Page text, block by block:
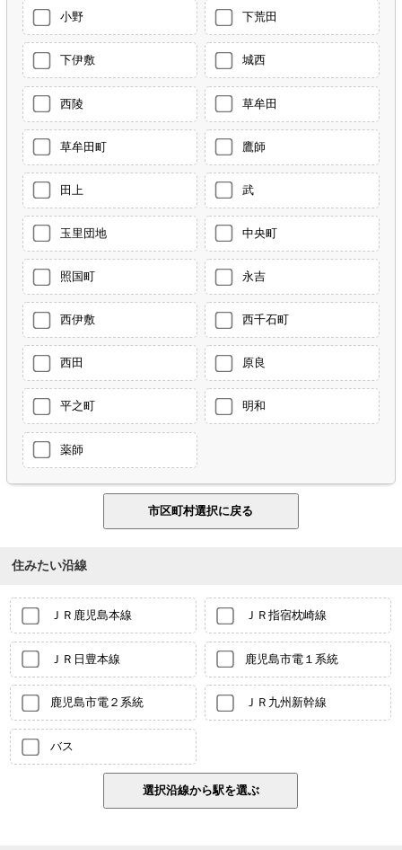
小野 下荒田
下伊敷 城西
西陵 草牟田
草牟田町 鷹師
田上 武
玉里団地 中央町
照国町 永吉
西伊敷 西千石町
西田 原良
平之町 明和
薬師
住みたい沿線
ＪＲ鹿児島本線 ＪＲ指宿枕崎線
ＪＲ日豊本線 鹿児島市電１系統
鹿児島市電２系統 ＪＲ九州新幹線
バス